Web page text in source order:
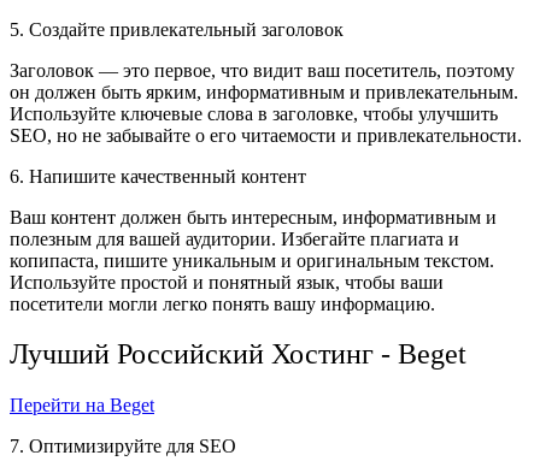
5. Создайте привлекательный заголовок
Заголовок — это первое, что видит ваш посетитель, поэтому
он должен быть ярким, информативным и привлекательным.
Используйте ключевые слова в заголовке, чтобы улучшить
SEO, но не забывайте о его читаемости и привлекательности.
6. Напишите качественный контент
Ваш контент должен быть интересным, информативным и
полезным для вашей аудитории. Избегайте плагиата и
копипаста, пишите уникальным и оригинальным текстом.
Используйте простой и понятный язык, чтобы ваши
посетители могли легко понять вашу информацию.
Лучший Российский Хостинг - Beget
Перейти на Beget
7. Оптимизируйте для SEO